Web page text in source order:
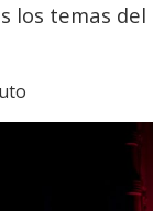
los temas del